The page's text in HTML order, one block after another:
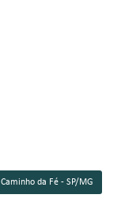
Caminho da Fé - SP/MG